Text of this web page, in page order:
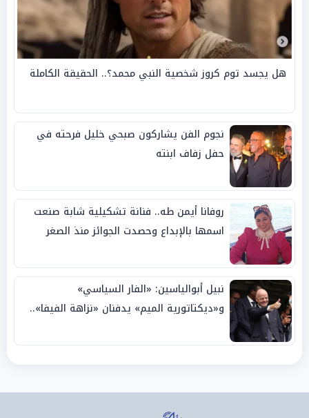
هل يجسد توم كروز شخصية النبي محمد؟.. الحقيقة الكاملة
نجوم الفن يشاركون صبحي خليل فرحته في
حفل زفاف ابنته
روفانا أيمن طه.. فنانة تشكيلية شابة صنعت
اسمها بالإبداع وحصدت الجوائز منذ الصغر
نبيل أبوالياسين: «الفار السياسي»
و«ديكتاتورية الميم» يدفنان «نزاهة الفيفا»..